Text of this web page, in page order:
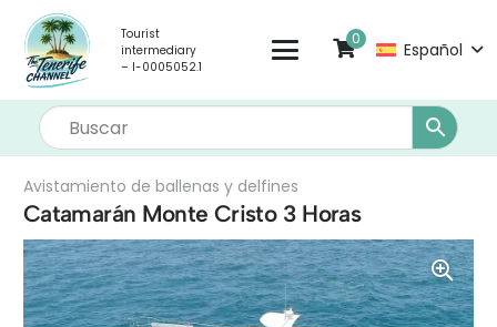
Tourist
intermediary
– I-0005052.1
0
Español
Avistamiento de ballenas y delfines
Catamarán Monte Cristo 3 Horas